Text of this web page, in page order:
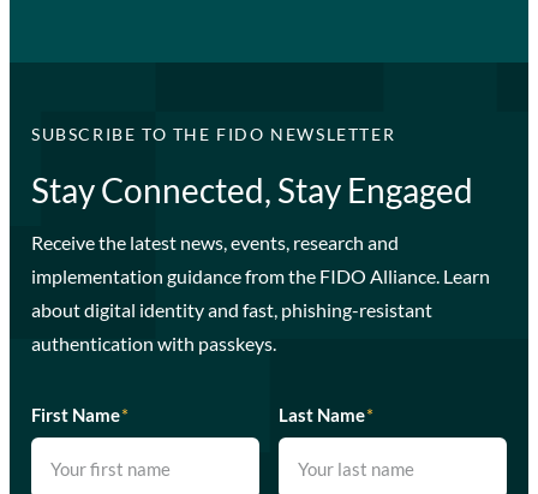
SUBSCRIBE TO THE FIDO NEWSLETTER
Stay Connected, Stay Engaged
Receive the latest news, events, research and
implementation guidance from the FIDO Alliance. Learn
about digital identity and fast, phishing-resistant
authentication with passkeys.
First Name* Last Name*